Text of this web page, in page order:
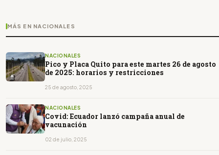
MÁS EN NACIONALES
NACIONALES
Pico y Placa Quito para este martes 26 de agosto
de 2025: horarios y restricciones
25 de agosto, 2025
NACIONALES
Covid: Ecuador lanzó campaña anual de
vacunación
02 de julio, 2025